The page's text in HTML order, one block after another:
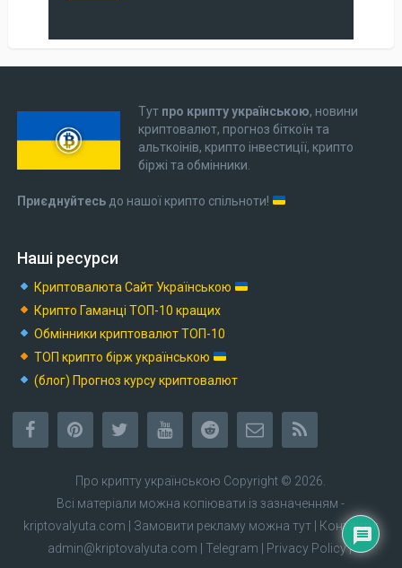
Тут про крипту українською, новини
криптовалют, прогноз біткоїн та
альткоінів, крипто інвестиції, крипто
біржі та обмінники.
Приєднуйтесьдо нашої крипто спільноти!
Наші ресурси
Криптовалюта Cайт Українською
Крипто Гаманці ТОП-10 кращих
Обмінники криптовалют ТОП-10
ТОП крипто бірж українською
(блог) Прогноз курсу криптовалют
Про крипту українською Copyright © 2026.
Всі матеріали можна копіювати із зазначенням -
kriptovalyuta.com
Замовити рекламу можна тут
| Контакти:
admin@kriptovalyuta.com
Telegram Privacy Policy|